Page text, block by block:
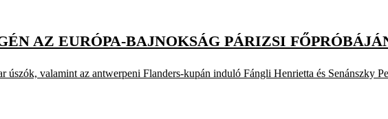
AZ EURÓPA-BAJNOKSÁG PÁRIZSI
valamint az antwerpeni Flanders-kupán induló Fángli Henrietta és Senánszky